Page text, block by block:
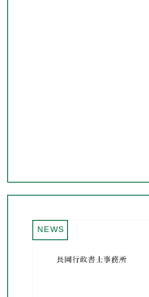
NEWS